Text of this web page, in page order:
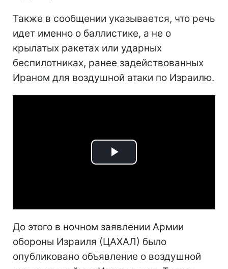
Также в сообщении указывается, что речь
идет именно о баллистике, а не о
крылатых ракетах или ударных
беспилотниках, ранее задействованных
Ираном для воздушной атаки по Израилю.
Play
До этого в ночном заявлении Армии
обороны Израиля (ЦАХАЛ) было
опубликовано объявление о воздушной